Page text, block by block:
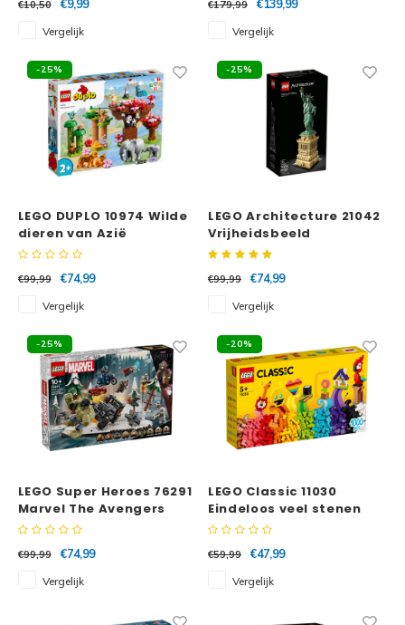
€10,50
€9,99
Vergelijk
€179,99
€139,99
Vergelijk
-25%
LEGO DUPLO 10974 Wilde
dieren van Azië
€99,99
€74,99
Vergelijk
-25%
LEGO Architecture 21042
Vrijheidsbeeld
€99,99
€74,99
Vergelijk
-25%
LEGO Super Heroes 76291
Marvel The Avengers
Assemble: Age of Ultron
€99,99
€74,99
Vergelijk
-20%
LEGO Classic 11030
Eindeloos veel stenen
€59,99
€47,99
Vergelijk